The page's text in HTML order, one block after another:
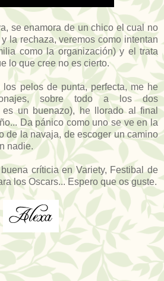
se enamora de un chico el cual no
la rechaza, veremos como intentan
como la organización) y el trata
lo que cree no es cierto.
pelos de punta, perfecta, me he
sobre todo a los dos
es un buenazo), he llorado al final
Da pánico como uno se ve en la
de la navaja, de escoger un camino
nadie.
críticia en Variety, Festibal de
los Oscars... Espero que os guste.